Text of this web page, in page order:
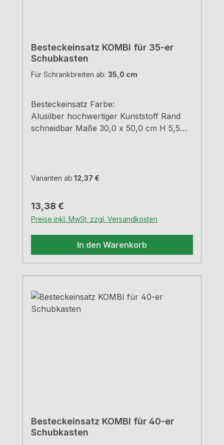
Besteckeinsatz KOMBI für 35-er
Schubkasten
Für Schrankbreiten ab: 35,0 cm
Besteckeinsatz Farbe:
Alusilber hochwertiger Kunststoff Rand
schneidbar Maße 30,0 x 50,0 cm H 5,5
Varianten ab 12,37 €
Regulärer Preis:
13,38 €
Preise inkl. MwSt. zzgl. Versandkosten
In den Warenkorb
Besteckeinsatz KOMBI für 40-er
Schubkasten